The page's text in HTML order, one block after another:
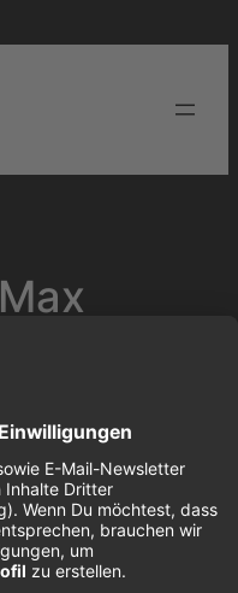
Max